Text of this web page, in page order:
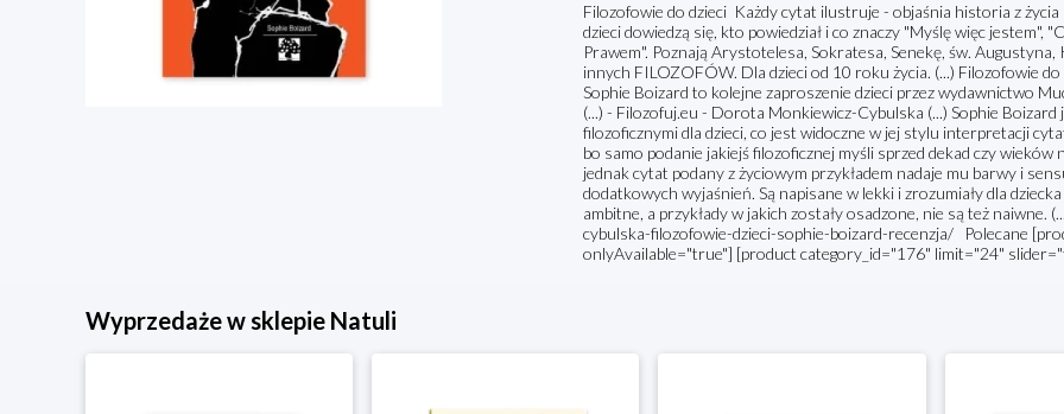
Filozofowie do dzieci Każdy cytat ilustruje - objaśnia historia z
dzieci dowiedzą się, kto powiedział i co znaczy "Myślę więc jestem",
Prawem". Poznają Arystotelesa, Sokratesa, Senekę, św.
innych FILOZOFÓW. Dla dzieci od 10 roku życia. (...) Filozofowie
Sophie Boizard to kolejne zaproszenie dzieci przez wydawnictwo
(...) - Filozofuj.eu - Dorota Monkiewicz-Cybulska (...) Sophie
filozoficznymi dla dzieci, co jest widoczne w jej stylu interpretacji
bo samo podanie jakiejś filozoficznej myśli sprzed dekad czy wieków
jednak cytat podany z życiowym przykładem nadaje mu barwy i
dodatkowych wyjaśnień. Są napisane w lekki i zrozumiały dla
ambitne, a przykłady w jakich zostały osadzone, nie są też
cybulska-filozofowie-dzieci-sophie-boizard-recenzja/ Polecane
onlyAvailable="true"] [product category_id="176" limit="24"
Wyprzedaże w sklepie Natuli